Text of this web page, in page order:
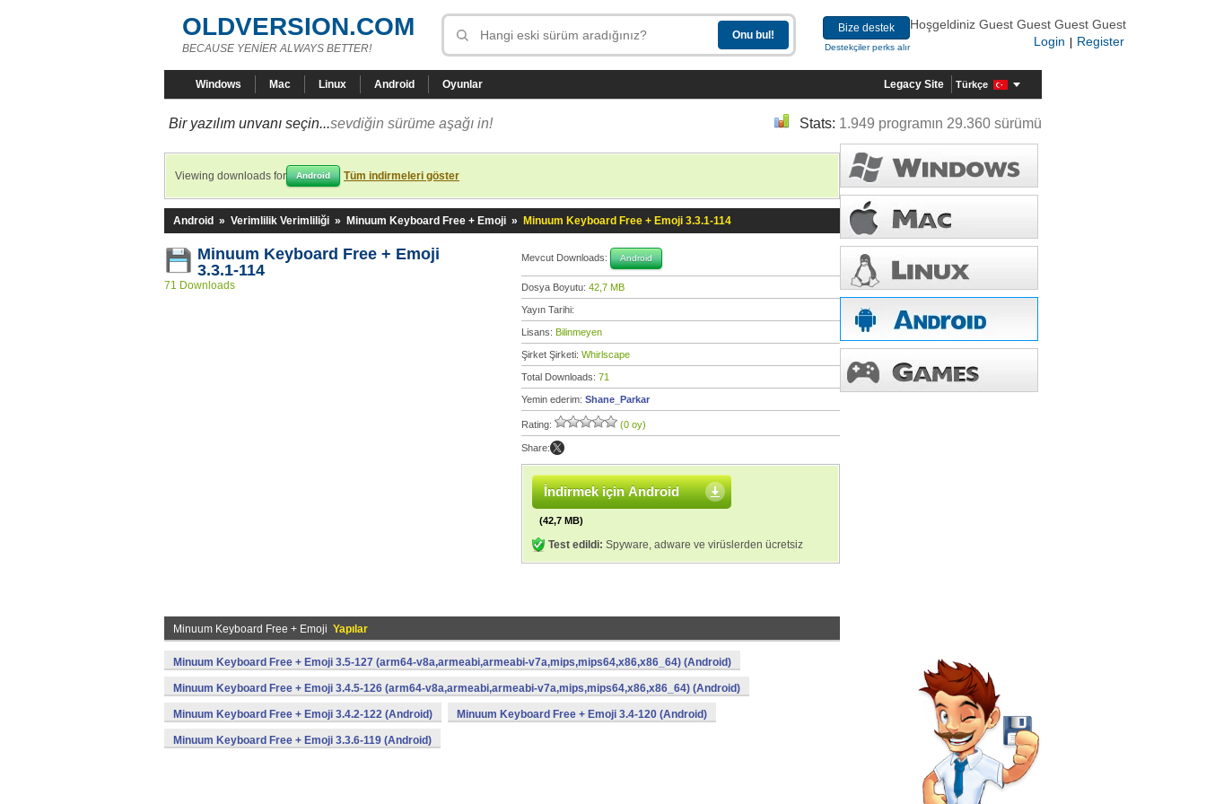
OLDVERSION.COM
BECAUSE YENİER ALWAYS BETTER!
Bize destek
Destekçiler perks alır
Hoşgeldiniz Guest Guest Guest Guest
Login
Register
Windows Mac Linux Android Oyunlar Legacy Site Türkçe
Bir yazılım unvanı seçin...sevdiğin sürüme aşağı in! Stats: 1.949 programın 29.360 sürümü
Viewing downloads for Android Tüm indirmeleri göster
Android » Verimlilik Verimliliği » Minuum Keyboard Free + Emoji » Minuum Keyboard Free + Emoji 3.3.1-114
Minuum Keyboard Free + Emoji
3.3.1-114
71 Downloads
Mevcut Downloads: Android
Dosya Boyutu: 42,7 MB
Yayın Tarihi:
Lisans: Bilinmeyen
Şirket Şirketi: Whirlscape
Total Downloads: 71
Yemin ederim: Shane_Parkar
Rating: (0 oy)
Share:
İndirmek için Android
(42,7 MB)
Test edildi: Spyware, adware ve virüslerden ücretsiz
Minuum Keyboard Free + Emoji Yapılar
Minuum Keyboard Free + Emoji 3.5-127 (arm64-v8a,armeabi,armeabi-v7a,mips,mips64,x86,x86_64) (Android)
Minuum Keyboard Free + Emoji 3.4.5-126 (arm64-v8a,armeabi,armeabi-v7a,mips,mips64,x86,x86_64) (Android)
Minuum Keyboard Free + Emoji 3.4.2-122 (Android) Minuum Keyboard Free + Emoji 3.4-120 (Android)
Minuum Keyboard Free + Emoji 3.3.6-119 (Android)